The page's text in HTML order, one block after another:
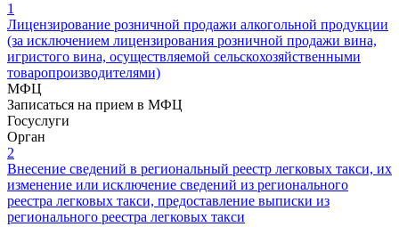
1
Лицензирование розничной продажи алкогольной продукции
(за исключением лицензирования розничной продажи вина,
игристого вина, осуществляемой сельскохозяйственными
товаропроизводителями)
МФЦ
Записаться на прием в МФЦ
Госуслуги
Орган
2
Внесение сведений в региональный реестр легковых такси, их
изменение или исключение сведений из регионального
реестра легковых такси, предоставление выписки из
регионального реестра легковых такси